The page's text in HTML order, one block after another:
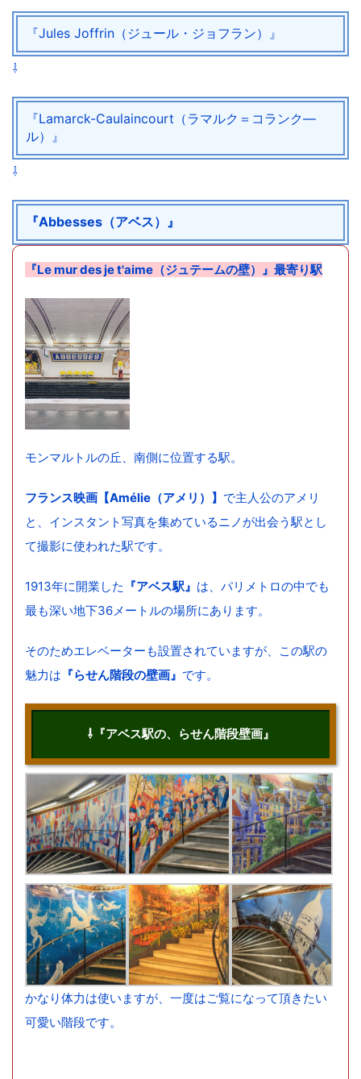
『Jules Joffrin（ジュール・ジョフラン）』
⇩
『Lamarck-Caulaincourt（ラマルク＝コランク―
ル）』
⇩
『Abbesses（アベス）』
『Le mur des je t'aime（ジュテームの壁）』最寄り駅
モンマルトルの丘、南側に位置する駅。
フランス映画【Amélie（アメリ）】 で主人公のアメリ
と、インスタント写真を集めているニノが出会う駅とし
て撮影に使われた駅です。
1913年に開業した 『アベス駅』 は、パリメトロの中でも
最も深い地下36メートルの場所にあります。
そのためエレベーターも設置されていますが、この駅の
魅力は 『らせん階段の壁画』 です。
⇩『アベス駅の、らせん階段壁画』
かなり体力は使いますが、一度はご覧になって頂きたい
可愛い階段です。